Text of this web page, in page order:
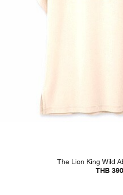
The Lion King Wild
THB 390